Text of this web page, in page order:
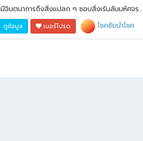
มีจินตนาการถึงสิ่งแปลก ๆ ชอบสิ่งเร้นลับมหัศจร...
ดูข้อมูล เบอร์โปรด โชคชัยนำโชค